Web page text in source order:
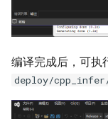
编译完成后，可执
deploy/